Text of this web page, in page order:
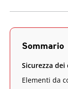
Sommario
Sicurezza
Elementi da